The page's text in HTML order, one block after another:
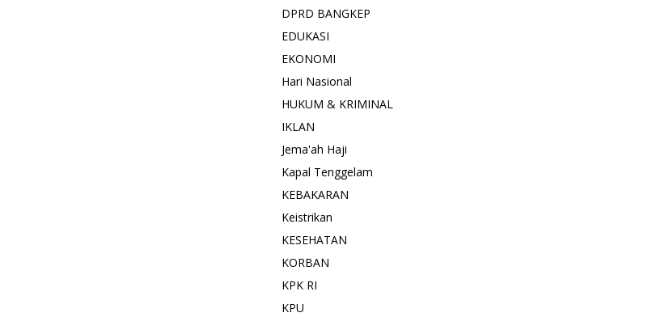
DPRD BANGKEP
EDUKASI
EKONOMI
Hari Nasional
HUKUM & KRIMINAL
IKLAN
Jema'ah Haji
Kapal Tenggelam
KEBAKARAN
Keistrikan
KESEHATAN
KORBAN
KPK RI
KPU